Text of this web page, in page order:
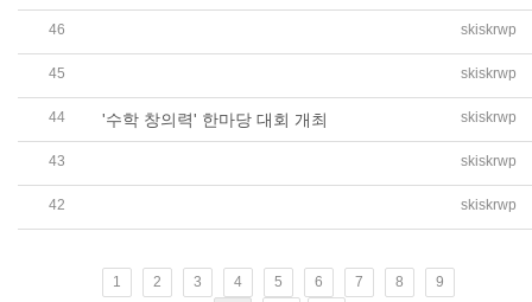
46 skiskrwp
45 인생은 즐거워! '중국어 주간(Chinese Week)' 운영skiskrwp
44 '수학 창의력' 한마당 대회 개최 skiskrwp
43 독도사랑, 나라사랑, 평화통일에 대한 의지를 다지는skiskrwp
42 초등 어셈블리, 스승의 날을 축하하고 "더 사랑하는 학교"
skiskrwp
1 2 3 4 5 6 7 8
9